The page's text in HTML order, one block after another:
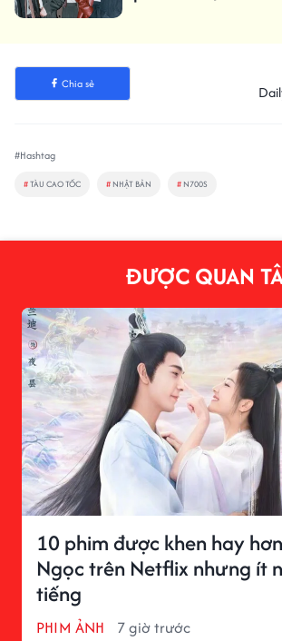
Chia sẻ
#Hashtag
#TÀU CAO TỐC # NHẬT BẢN # N700S
ĐƯỢC QUAN
10 phim được khen hay
Ngọc trên Netflix nhưng ít
tiếng
PHIM ẢNH 7 giờ trước